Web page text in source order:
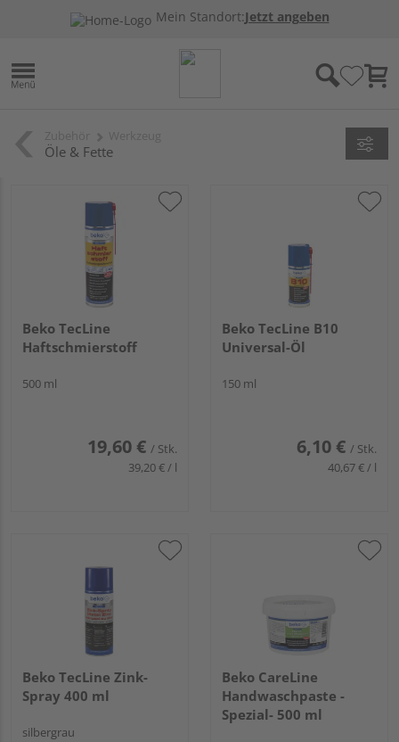
Mein Standort:Jetzt angeben
Öle & Fette
Beko TecLine
Haftschmierstoff
500 ml
19,60 € / Stk.
39,20 € / l
Beko TecLine B10
Universal-Öl
150 ml
6,10 € / Stk.
40,67 € / l
Beko TecLine Zink-
Spray 400 ml
silbergrau
Beko CareLine
Handwaschpaste -
Spezial- 500 ml